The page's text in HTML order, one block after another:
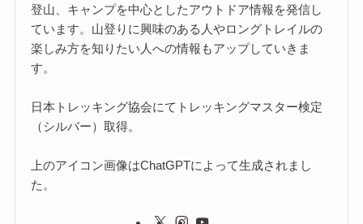
登山、キャンプを中心としたアウトドア情報を発信し
ています。山登りに興味のある人やロングトレイルの
楽しみ方を知りたい人への情報もアップしていきま
す。
日本トレッキング協会にてトレッキングマスター検定
（シルバー）取得。
上のアイコン画像はChatGPTによって生成されまし
た。